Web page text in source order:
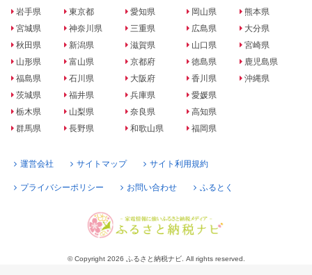
岩手県
宮城県
秋田県
山形県
福島県
茨城県
栃木県
群馬県
東京都
神奈川県
新潟県
富山県
石川県
福井県
山梨県
長野県
愛知県
三重県
滋賀県
京都府
大阪府
兵庫県
奈良県
和歌山県
岡山県
広島県
山口県
徳島県
香川県
愛媛県
高知県
福岡県
熊本県
大分県
宮崎県
鹿児島県
沖縄県
運営会社 サイトマップ サイト利用規約
プライバシーポリシー お問い合わせ ふるとく
© Copyright 2026 ふるさと納税ナビ. All rights reserved.